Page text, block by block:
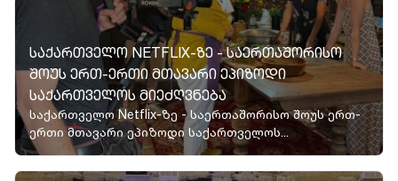
ᲡᲐᲥᲐᲠᲗᲕᲔᲚᲝ NETFLIX-ᲖᲔ - ᲡᲐᲔᲠᲗᲐᲨᲝᲠᲘᲡᲝ
ᲨᲝᲣᲡ ᲔᲠᲗ-ᲔᲠᲗᲘ ᲛᲗᲐᲕᲐᲠᲘ ᲔᲞᲘᲖᲝᲓᲘ
ᲡᲐᲥᲐᲠᲗᲕᲔᲚᲝᲡ ᲛᲘᲔᲫᲦᲕᲜᲔᲑᲐ
საქართველო Netflix-ზე - საერთაშორისო შოუს ერთ-
ერთი მთავარი ეპიზოდი საქართველოს...